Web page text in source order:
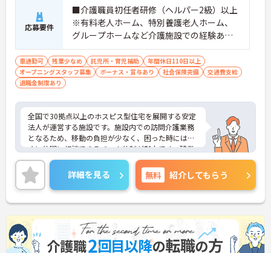
・入社半年でリーダーを任されたスタッフの実績が
あるなど、年次にかかわらず頑張りが評価され、キ
ャリアアップを実現できる職場環境です
【働きやすい休日・残業面と、長く安心して働ける
福利厚生が魅力です】
・月9日公休に加え、夏季・冬季休暇各3日が確保さ
れており（年間休日113日）、オンオフのメリハリ
をつけて働くことができます。
・全社平均残業月5時間程度と、業界平均を大きく
下回る少ない残業時間を実現しています
・退職金制度（勤続3年以上）・保育手当・育児短
時間勤務・マインドフルネスプログラムなど、長期
的に安心して働き続けるための制度が充実していま
応募要件
■介護職員初任者研修（ヘルパー2級）以上
※有料老人ホーム、特別養護老人ホーム、
グループホームなど介護施設での経験ある
方歓迎 ※ホスピス勤務（訪問介護）や「看
取り」が初めての方も可
車通勤可 残業少なめ 託児所・育児補助
年間休日110日以上
オープニングスタッフ募集
ボーナス・賞与あり 社会保険完備
交通費支給
退職金制度あり
全国で30拠点以上のホスピス型住宅を展開する安定
法人が運営する施設です。施設内での訪問介護業務
となるため、移動の負担が少なく、困った時にはす
ぐに仲間に相談できるチーム体制が魅力です。残業
は全社平均残業月5時間程度と少なく、3日以上の連
続休暇で支援金が支給される独自の制度や、美容皮
膚科などの割引が受けられる福利厚生も充実してい
ます。ホスピスケアが初めてでも、充実した入社時
研修と資格取得支援制度を活用し、専門性を高めな
がらご自身のキャリアアップを目指すことができま
す。ご入居者さまの生きる喜びに寄り添いながらチ
ームで協力しながらより良いケアを提供したい方に
ぴったりの環境です。
詳細を見る 無料 紹介してもらう